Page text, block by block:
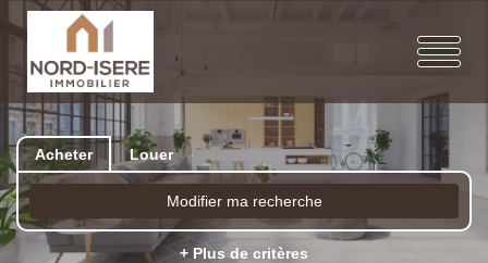
Acheter Louer
Modifier ma recherche
+ Plus de critères